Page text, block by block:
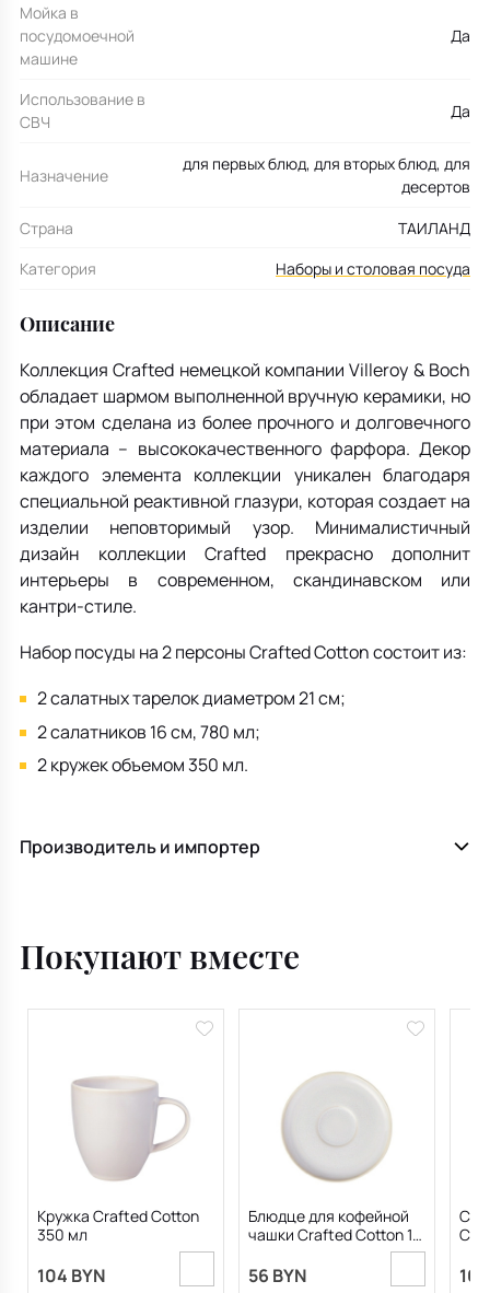
Мойка в
посудомоечной
машине
Да
Использование в
СВЧ
Да
Назначение
для первых блюд, для вторых блюд, для
десертов
Страна
ТАИЛАНД
Категория
Наборы и столовая посуда
Описание
Коллекция Crafted немецкой компании Villeroy & Boch
обладает шармом выполненной вручную керамики, но
при этом сделана из более прочного и долговечного
материала – высококачественного фарфора. Декор
каждого элемента коллекции уникален благодаря
специальной реактивной глазури, которая создает на
изделии неповторимый узор. Минималистичный
дизайн коллекции Crafted прекрасно дополнит
интерьеры в современном, скандинавском или
кантри-стиле.
Набор посуды на 2 персоны Crafted Cotton состоит из:
2 салатных тарелок диаметром 21 см;
2 салатников 16 см, 780 мл;
2 кружек объемом 350 мл.
Производитель и импортер
Покупают вместе
Кружка Crafted Cotton
350 мл
104 BYN
Блюдце для кофейной
чашки Crafted Cotton 15
56 BYN